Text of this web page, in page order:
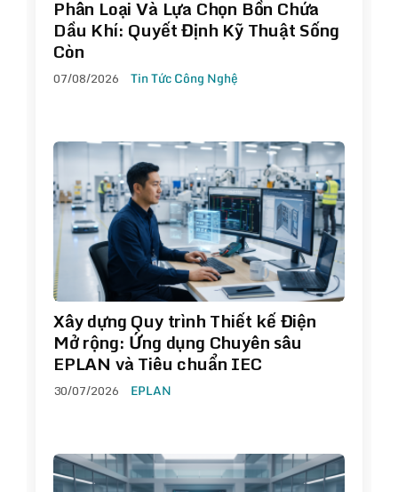
Phân Loại Và Lựa Chọn Bồn Chứa
Dầu Khí: Quyết Định Kỹ Thuật Sống
Còn
07/08/2026 Tin Tức Công Nghệ
Xây dựng Quy trình Thiết kế Điện
Mở rộng: Ứng dụng Chuyên sâu
EPLAN và Tiêu chuẩn IEC
30/07/2026 EPLAN